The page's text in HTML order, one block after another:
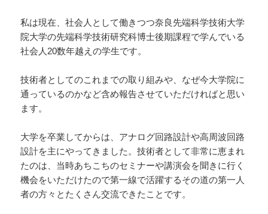
私は現在、社会人として働きつつ奈良先端科学技術大学
院大学の先端科学技術研究科博士後期課程で学んでいる
社会人20数年越えの学生です。
技術者としてのこれまでの取り組みや、なぜ今大学院に
通っているのかなど含め報告させていただければと思い
ます。
大学を卒業してからは、アナログ回路設計や高周波回路
設計を主にやってきました。技術者として非常に恵まれ
たのは、当時あちこちのセミナーや講演会を聞きに行く
機会をいただけたので第一線で活躍するその道の第一人
者の方々とたくさん交流できたことです。